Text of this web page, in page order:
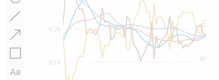
0.24
0.28
40
45